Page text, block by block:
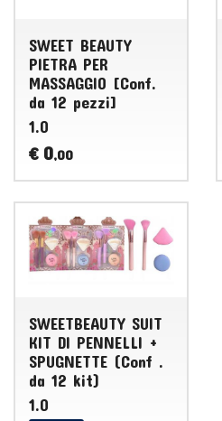
SWEET BEAUTY
PIETRA PER
MASSAGGIO [Conf.
da 12 pezzi]
1.0
€ 0,00
SWEETBEAUTY SUIT
KIT DI PENNELLI +
SPUGNETTE (Conf .
da 12 kit)
1.0